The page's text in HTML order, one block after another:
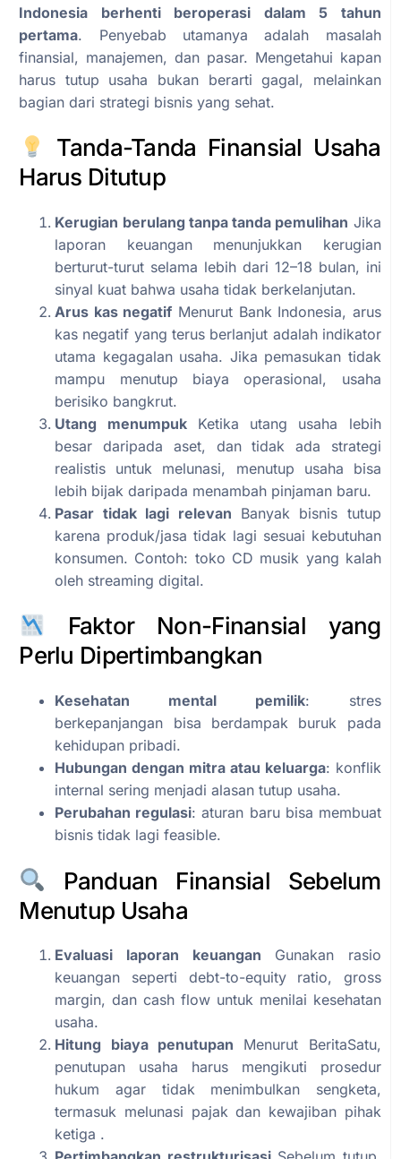
Indonesia berhenti beroperasi dalam 5 tahun
pertama. Penyebab utamanya adalah masalah
finansial, manajemen, dan pasar. Mengetahui kapan
harus tutup usaha bukan berarti gagal, melainkan
bagian dari strategi bisnis yang sehat.
Tanda-Tanda Finansial Usaha
Harus Ditutup
Kerugian berulang tanpa tanda pemulihan Jika
laporan keuangan menunjukkan kerugian
berturut-turut selama lebih dari 12–18 bulan, ini
sinyal kuat bahwa usaha tidak berkelanjutan.
Arus kas negatif Menurut Bank Indonesia, arus
kas negatif yang terus berlanjut adalah indikator
utama kegagalan usaha. Jika pemasukan tidak
mampu menutup biaya operasional, usaha
berisiko bangkrut.
Utang menumpukKetika utang usaha lebih
besar daripada aset, dan tidak ada strategi
realistis untuk melunasi, menutup usaha bisa
lebih bijak daripada menambah pinjaman baru.
Pasar tidak lagi relevan Banyak bisnis tutup
karena produk/jasa tidak lagi sesuai kebutuhan
konsumen. Contoh: toko CD musik yang kalah
oleh streaming digital.
Faktor Non-Finansial yang
Perlu Dipertimbangkan
Kesehatan mental pemilik: stres
berkepanjangan bisa berdampak buruk pada
kehidupan pribadi.
Hubungan dengan mitra atau keluarga: konflik
internal sering menjadi alasan tutup usaha.
Perubahan regulasi: aturan baru bisa membuat
bisnis tidak lagi feasible.
Panduan Finansial Sebelum
Menutup Usaha
Evaluasi laporan keuangan Gunakan rasio
keuangan seperti debt-to-equity ratio, gross
margin, dan cash flow untuk menilai kesehatan
usaha.
Hitung biaya penutupan Menurut BeritaSatu,
penutupan usaha harus mengikuti prosedur
hukum agar tidak menimbulkan sengketa,
termasuk melunasi pajak dan kewajiban pihak
ketiga .